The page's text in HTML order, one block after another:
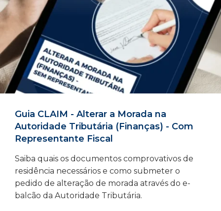
Guia CLAIM - Alterar a Morada na
Autoridade Tributária (Finanças) - Com
Representante Fiscal
Saiba quais os documentos comprovativos de
residência necessários e como submeter o
pedido de alteração de morada através do e-
balcão da Autoridade Tributária.